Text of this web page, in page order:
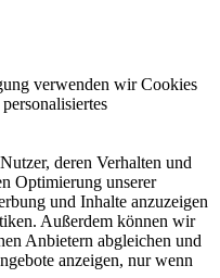
verwenden wir Cookies
deren Verhalten und
Optimierung unserer
und Inhalte anzuzeigen
Außerdem können wir
Anbietern abgleichen und
anzeigen, nur wenn